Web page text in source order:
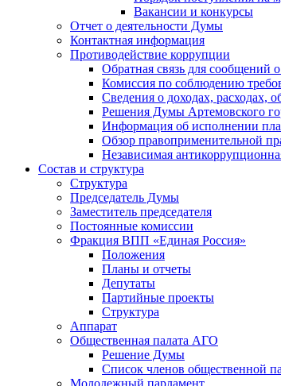
Вакансии и конкурсы
Отчет о деятельности Думы
Контактная информация
Противодействие коррупции
Обратная связь для сообщений
Комиссия по соблюдению
Сведения о доходах, расходах,
Решения Думы Артемовского
Информация об исполнении
Обзор правоприменительной
Независимая
Состав и структура
Структура
Председатель Думы
Заместитель председателя
Постоянные комиссии
Фракция ВПП «Единая Россия»
Положения
Планы и отчеты
Депутаты
Партийные проекты
Структура
Аппарат
Общественная палата АГО
Решение Думы
Список членов общественной
Молодежный парламент